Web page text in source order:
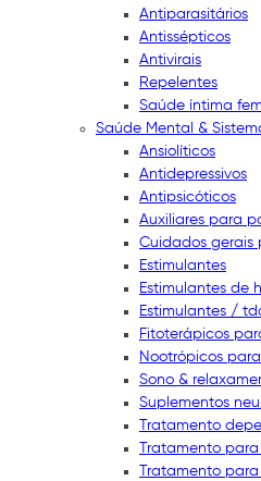
Antiparasitários
Antissépticos
Antivirais
Repelentes
Saúde íntima
Saúde Mental &
Ansiolíticos
Antidepressivos
Antipsicóticos
Auxiliares para
Cuidados gerais
Estimulantes
Estimulantes de
Estimulantes /
Fitoterápicos
Nootrópicos
Sono &
Suplementos
Tratamento
Tratamento para
Tratamento